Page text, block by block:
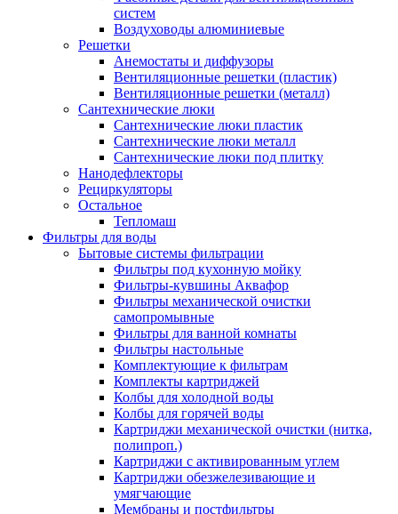
систем
Воздуховоды алюминиевые
Решетки
Анемостаты и диффузоры
Вентиляционные решетки (пластик)
Вентиляционные решетки (металл)
Сантехнические люки
Сантехнические люки пластик
Сантехнические люки металл
Сантехнические люки под плитку
Нанодефлекторы
Рециркуляторы
Остальное
Тепломаш
Фильтры для воды
Бытовые системы фильтрации
Фильтры под кухонную мойку
Фильтры-кувшины Аквафор
Фильтры механической очистки
самопромывные
Фильтры для ванной комнаты
Фильтры настольные
Комплектующие к фильтрам
Комплекты картриджей
Колбы для холодной воды
Колбы для горячей воды
Картриджи механической очистки (нитка,
полипроп.)
Картриджи с активированным углем
Картриджи обезжелезивающие и
умягчающие
Мембраны и постфильтры